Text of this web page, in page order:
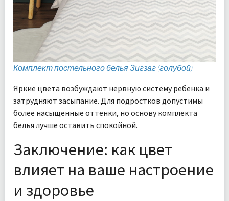
Комплект постельного белья Зигзаг (голубой)
Яркие цвета возбуждают нервную систему ребенка и
затрудняют засыпание. Для подростков допустимы
более насыщенные оттенки, но основу комплекта
белья лучше оставить спокойной.
Заключение: как цвет
влияет на ваше настроение
и здоровье